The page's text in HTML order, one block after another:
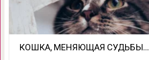
КОШКА, МЕНЯЮЩАЯ СУДЬБЫ…